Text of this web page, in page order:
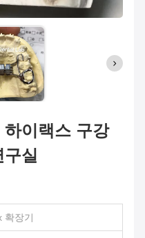
이랙스 구강
실
확장기